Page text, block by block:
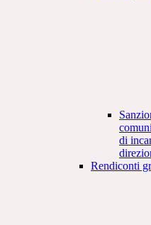
di
Rendiconti